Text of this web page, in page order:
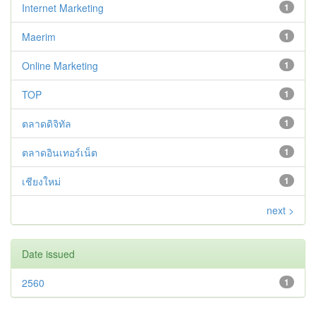
1
Internet Marketing
1
Maerim
1
Online Marketing
1
TOP
1
ตลาดดิจิทัล
1
ตลาดอินเทอร์เน็ต
1
เชียงใหม่
next >
Date issued
1
2560